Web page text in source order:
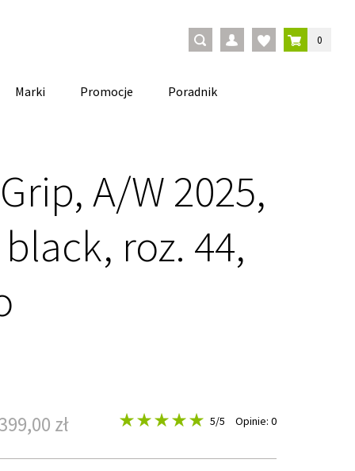
0
Marki Promocje Poradnik
A/W 2025,
roz. 44,
zł 5/5 Opinie: 0